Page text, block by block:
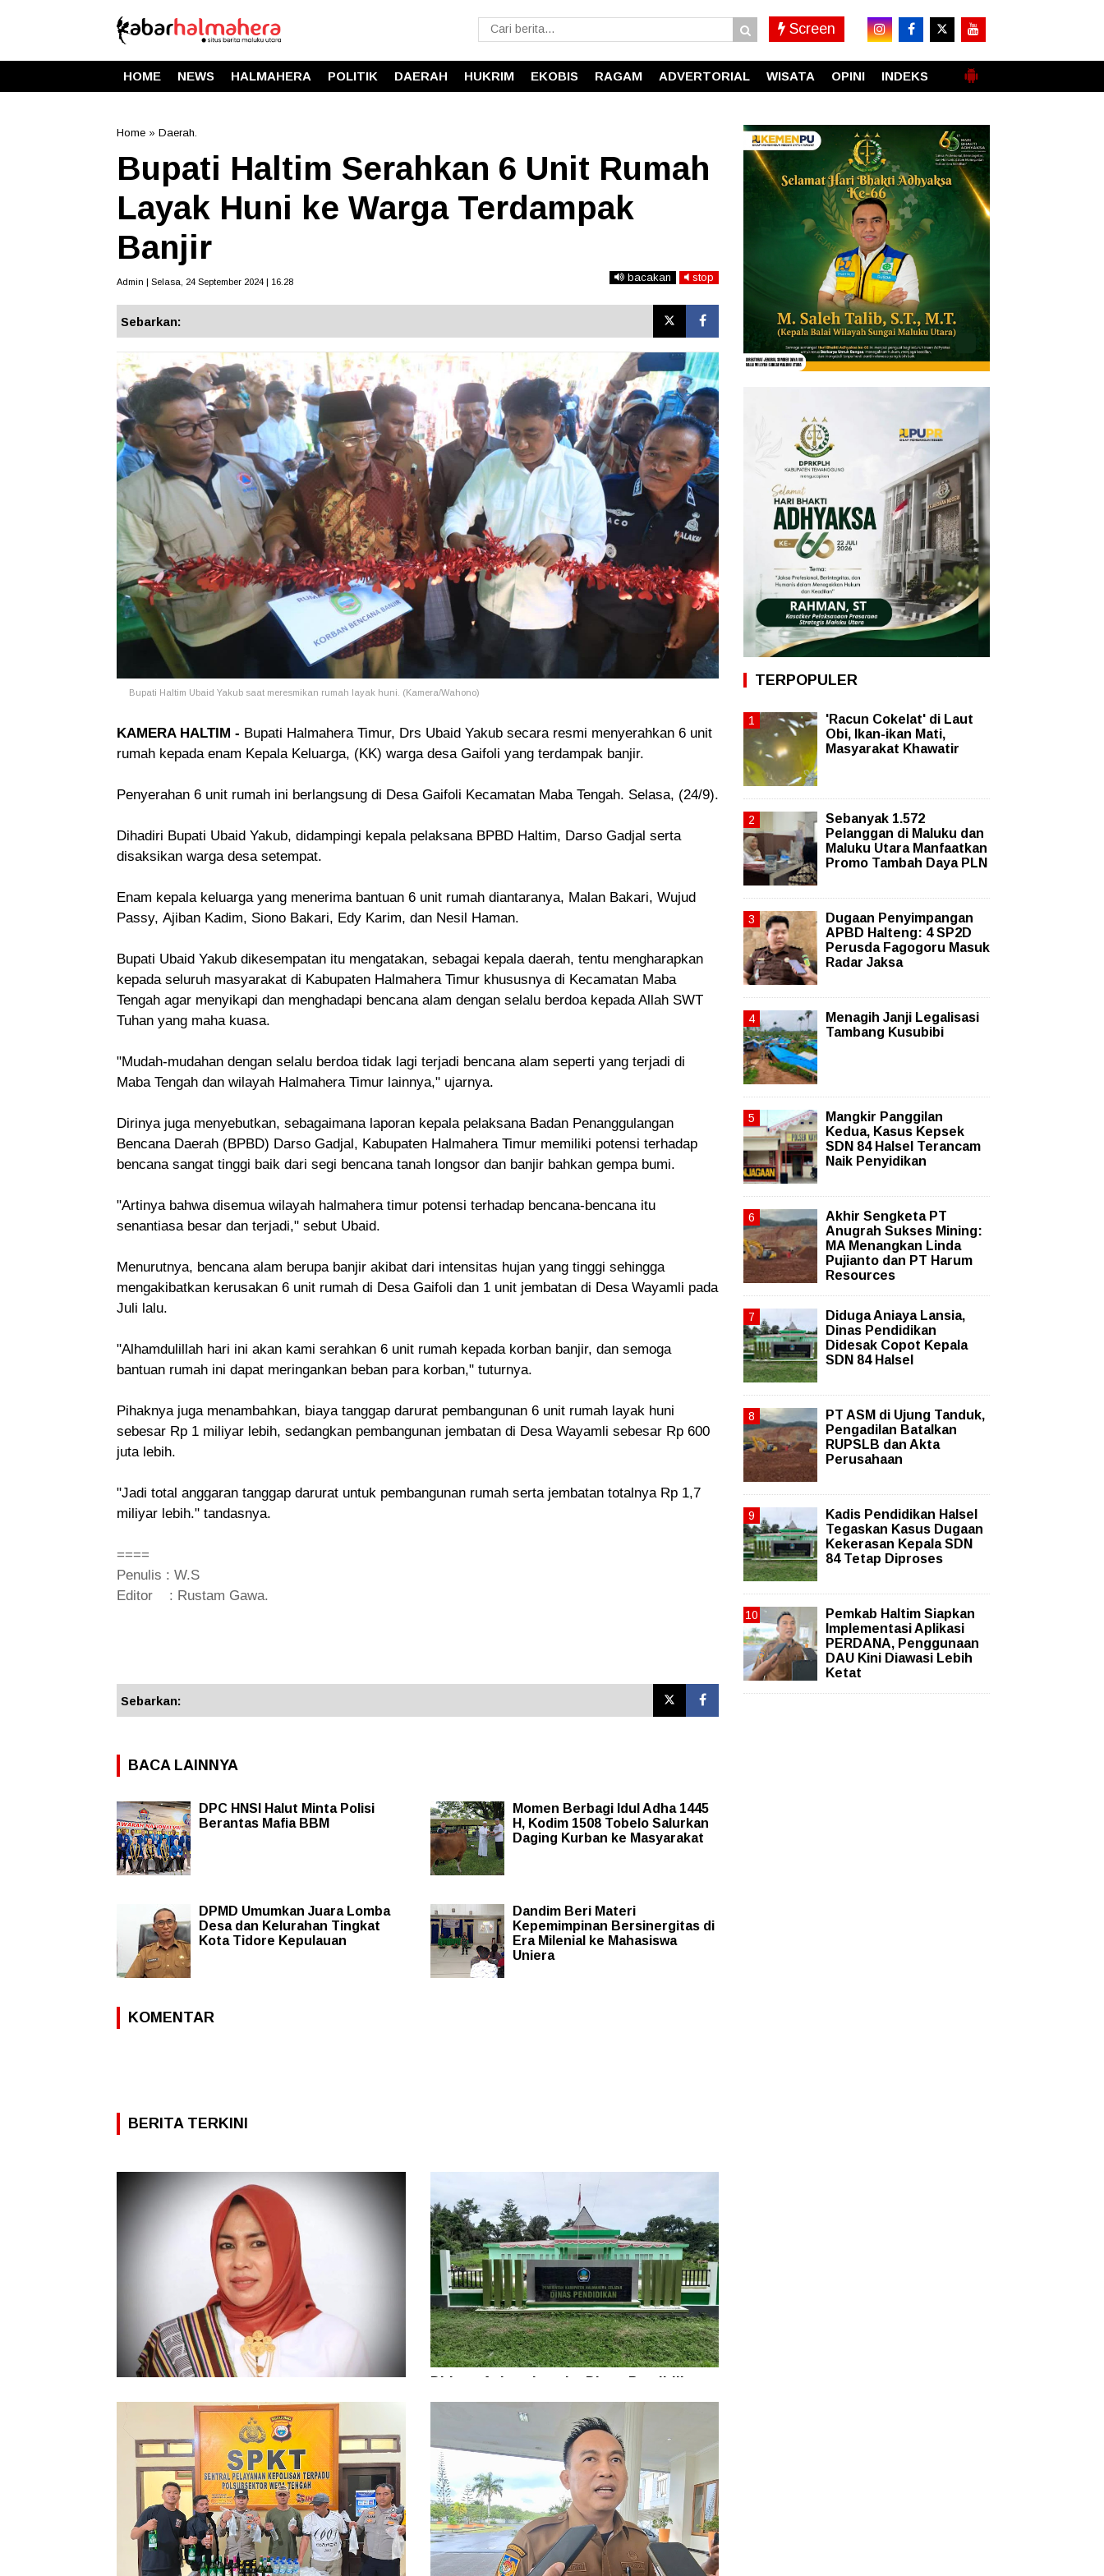
Screen
HOME NEWS HALMAHERA POLITIK DAERAH HUKRIM EKOBIS RAGAM ADVERTORIAL WISATA OPINI INDEKS
Home » Daerah.
Bupati Haltim Serahkan 6 Unit Rumah
Layak Huni ke Warga Terdampak
Banjir
Admin | Selasa, 24 September 2024 | 16.28 bacakan stop
Sebarkan:
Bupati Haltim Ubaid Yakub saat meresmikan rumah layak huni. (Kamera/Wahono)
KAMERA HALTIM - Bupati Halmahera Timur, Drs Ubaid Yakub secara resmi menyerahkan 6 unit
rumah kepada enam Kepala Keluarga, (KK) warga desa Gaifoli yang terdampak banjir.
Penyerahan 6 unit rumah ini berlangsung di Desa Gaifoli Kecamatan Maba Tengah. Selasa, (24/9).
Dihadiri Bupati Ubaid Yakub, didampingi kepala pelaksana BPBD Haltim, Darso Gadjal serta
disaksikan warga desa setempat.
Enam kepala keluarga yang menerima bantuan 6 unit rumah diantaranya, Malan Bakari, Wujud
Passy, Ajiban Kadim, Siono Bakari, Edy Karim, dan Nesil Haman.
Bupati Ubaid Yakub dikesempatan itu mengatakan, sebagai kepala daerah, tentu mengharapkan
kepada seluruh masyarakat di Kabupaten Halmahera Timur khususnya di Kecamatan Maba
Tengah agar menyikapi dan menghadapi bencana alam dengan selalu berdoa kepada Allah SWT
Tuhan yang maha kuasa.
"Mudah-mudahan dengan selalu berdoa tidak lagi terjadi bencana alam seperti yang terjadi di
Maba Tengah dan wilayah Halmahera Timur lainnya," ujarnya.
Dirinya juga menyebutkan, sebagaimana laporan kepala pelaksana Badan Penanggulangan
Bencana Daerah (BPBD) Darso Gadjal, Kabupaten Halmahera Timur memiliki potensi terhadap
bencana sangat tinggi baik dari segi bencana tanah longsor dan banjir bahkan gempa bumi.
"Artinya bahwa disemua wilayah halmahera timur potensi terhadap bencana-bencana itu
senantiasa besar dan terjadi," sebut Ubaid.
Menurutnya, bencana alam berupa banjir akibat dari intensitas hujan yang tinggi sehingga
mengakibatkan kerusakan 6 unit rumah di Desa Gaifoli dan 1 unit jembatan di Desa Wayamli pada
Juli lalu.
"Alhamdulillah hari ini akan kami serahkan 6 unit rumah kepada korban banjir, dan semoga
bantuan rumah ini dapat meringankan beban para korban," tuturnya.
Pihaknya juga menambahkan, biaya tanggap darurat pembangunan 6 unit rumah layak huni
sebesar Rp 1 miliyar lebih, sedangkan pembangunan jembatan di Desa Wayamli sebesar Rp 600
juta lebih.
"Jadi total anggaran tanggap darurat untuk pembangunan rumah serta jembatan totalnya Rp 1,7
miliyar lebih." tandasnya.
====
Penulis : W.S
Editor : Rustam Gawa.
Sebarkan:
BACA LAINNYA
DPC HNSI Halut Minta Polisi
Berantas Mafia BBM
Momen Berbagi Idul Adha 1445
H, Kodim 1508 Tobelo Salurkan
Daging Kurban ke Masyarakat
DPMD Umumkan Juara Lomba
Desa dan Kelurahan Tingkat
Kota Tidore Kepulauan
Dandim Beri Materi
Kepemimpinan Bersinergitas di
Era Milenial ke Mahasiswa
Uniera
KOMENTAR
BERITA TERKINI
86 Kasus Kekerasan Perempuan dan Anak
Terjadi di Halmahera Tengah
Diduga Aniaya Lansia, Dinas Pendidikan
Didesak Copot Kepala SDN 84 Halsel
TERPOPULER
'Racun Cokelat' di Laut
Obi, Ikan-ikan Mati,
Masyarakat Khawatir
Sebanyak 1.572
Pelanggan di Maluku dan
Maluku Utara Manfaatkan
Promo Tambah Daya PLN
Dugaan Penyimpangan
APBD Halteng: 4 SP2D
Perusda Fagogoru Masuk
Radar Jaksa
Menagih Janji Legalisasi
Tambang Kusubibi
Mangkir Panggilan
Kedua, Kasus Kepsek
SDN 84 Halsel Terancam
Naik Penyidikan
Akhir Sengketa PT
Anugrah Sukses Mining:
MA Menangkan Linda
Pujianto dan PT Harum
Resources
Diduga Aniaya Lansia,
Dinas Pendidikan
Didesak Copot Kepala
SDN 84 Halsel
PT ASM di Ujung Tanduk,
Pengadilan Batalkan
RUPSLB dan Akta
Perusahaan
Kadis Pendidikan Halsel
Tegaskan Kasus Dugaan
Kekerasan Kepala SDN
84 Tetap Diproses
Pemkab Haltim Siapkan
Implementasi Aplikasi
PERDANA, Penggunaan
DAU Kini Diawasi Lebih
Ketat